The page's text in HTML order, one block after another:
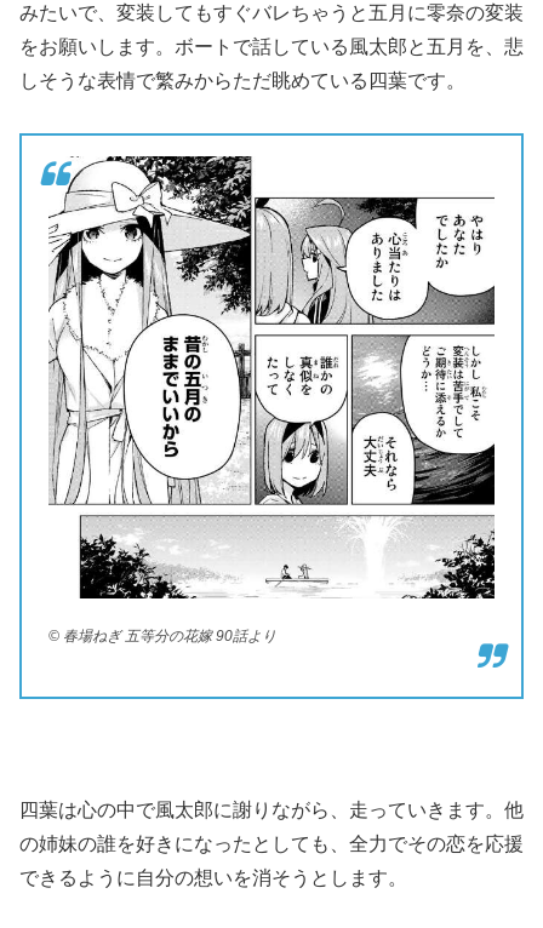
みたいで、変装してもすぐバレちゃうと五月に零奈の変装
をお願いします。ボートで話している風太郎と五月を、悲
しそうな表情で繁みからただ眺めている四葉です。
© 春場ねぎ 五等分の花嫁 90話より
四葉は心の中で風太郎に謝りながら、走っていきます。他
の姉妹の誰を好きになったとしても、全力でその恋を応援
できるように自分の想いを消そうとします。